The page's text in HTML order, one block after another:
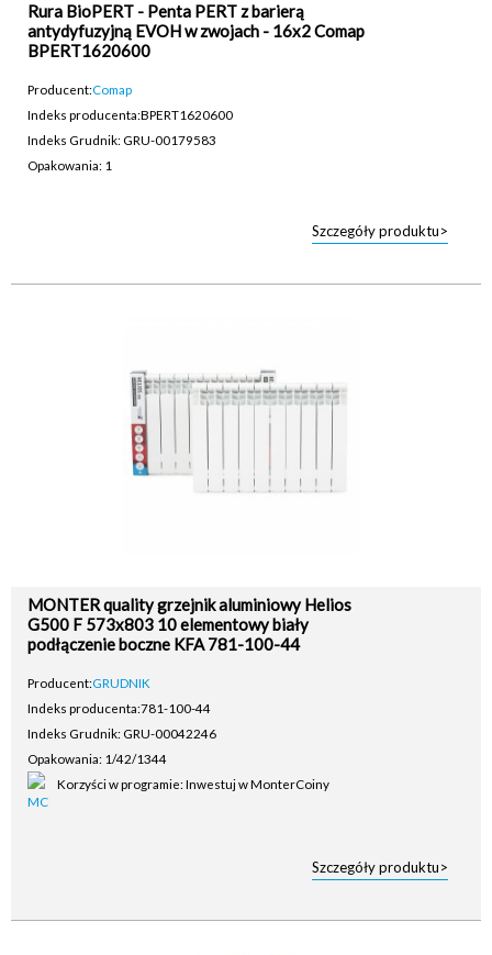
Rura BioPERT - Penta PERT z barierą
antydyfuzyjną EVOH w zwojach - 16x2 Comap
BPERT1620600
Producent:Comap
Indeks producenta:BPERT1620600
Indeks Grudnik: GRU-00179583
Opakowania: 1
Szczegóły produktu>
MONTER quality grzejnik aluminiowy Helios
G500 F 573x803 10 elementowy biały
podłączenie boczne KFA 781-100-44
Producent:GRUDNIK
Indeks producenta:781-100-44
Indeks Grudnik: GRU-00042246
Opakowania: 1/42/1344
Korzyści w programie: Inwestuj w MonterCoiny
Szczegóły produktu>